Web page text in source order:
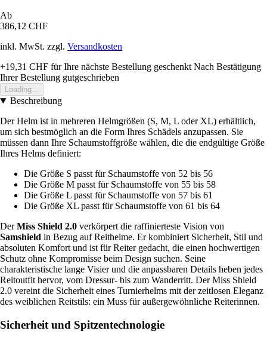
Ab
386,12 CHF
inkl. MwSt. zzgl. Versandkosten
+19,31 CHF für Ihre nächste Bestellung geschenkt Nach Bestätigung
Ihrer Bestellung gutgeschrieben
Loading...
Beschreibung
Der Helm ist in mehreren Helmgrößen (S, M, L oder XL) erhältlich,
um sich bestmöglich an die Form Ihres Schädels anzupassen. Sie
müssen dann Ihre Schaumstoffgröße wählen, die die endgültige Größe
Ihres Helms definiert:
Die Größe S passt für Schaumstoffe von 52 bis 56
Die Größe M passt für Schaumstoffe von 55 bis 58
Die Größe L passt für Schaumstoffe von 57 bis 61
Die Größe XL passt für Schaumstoffe von 61 bis 64
DerMiss Shield 2.0 verkörpert die raffinierteste Vision von
Samshield in Bezug auf Reithelme. Er kombiniert Sicherheit, Stil und
absoluten Komfort und ist für Reiter gedacht, die einen hochwertigen
Schutz ohne Kompromisse beim Design suchen. Seine
charakteristische lange Visier und die anpassbaren Details heben jedes
Reitoutfit hervor, vom Dressur- bis zum Wanderritt. Der Miss Shield
2.0 vereint die Sicherheit eines Turnierhelms mit der zeitlosen Eleganz
des weiblichen Reitstils: ein Muss für außergewöhnliche Reiterinnen.
Sicherheit und Spitzentechnologie